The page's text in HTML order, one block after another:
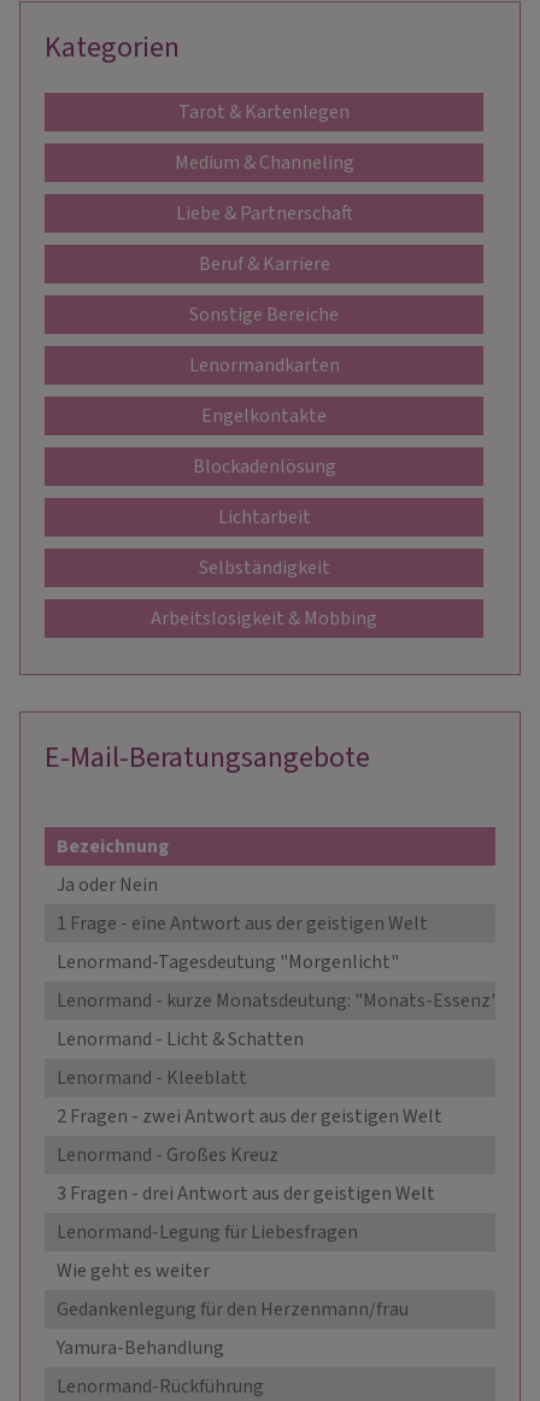
Kategorien
Tarot & Kartenlegen
Medium & Channeling
Liebe & Partnerschaft
Beruf & Karriere
Sonstige Bereiche
Lenormandkarten
Engelkontakte
Blockadenlösung
Lichtarbeit
Selbständigkeit
Arbeitslosigkeit & Mobbing
E-Mail-Beratungsangebote
Bezeichnung
Ja oder Nein
1 Frage - eine Antwort aus der geistigen Welt
Lenormand-Tagesdeutung "Morgenlicht"
Lenormand - kurze Monatsdeutung: "Monats-Essenz"
Lenormand - Licht & Schatten
Lenormand - Kleeblatt
2 Fragen - zwei Antwort aus der geistigen Welt
Lenormand - Großes Kreuz
3 Fragen - drei Antwort aus der geistigen Welt
Lenormand-Legung für Liebesfragen
Wie geht es weiter
Gedankenlegung für den Herzenmann/frau
Yamura-Behandlung
Lenormand-Rückführung